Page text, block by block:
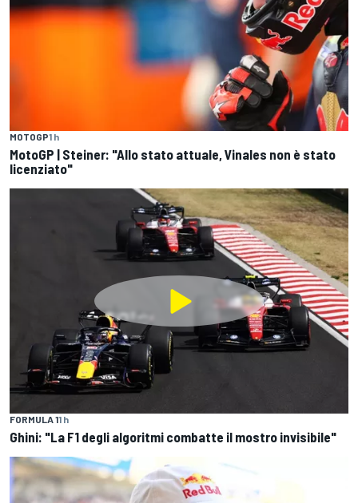
MOTOGP1 h
MotoGP | Steiner: "Allo stato attuale, Vinales non è stato
licenziato"
FORMULA 11 h
Ghini: "La F1 degli algoritmi combatte il mostro invisibile"